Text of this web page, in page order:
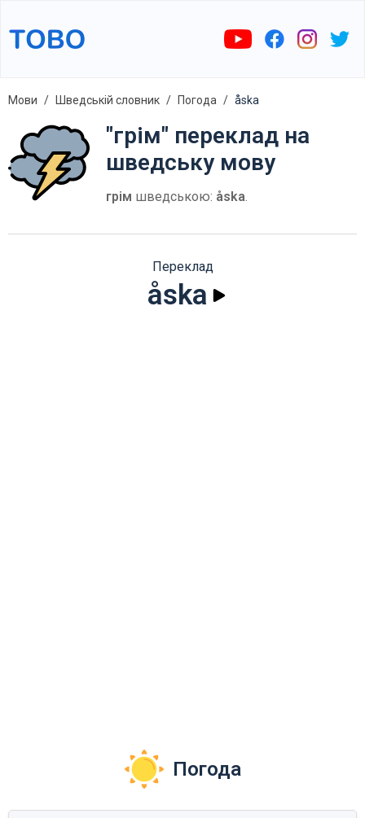
Мови Шведській словник Погода åska
"грім" переклад на
шведську мову
грім шведською: åska.
Переклад
åska
Погода